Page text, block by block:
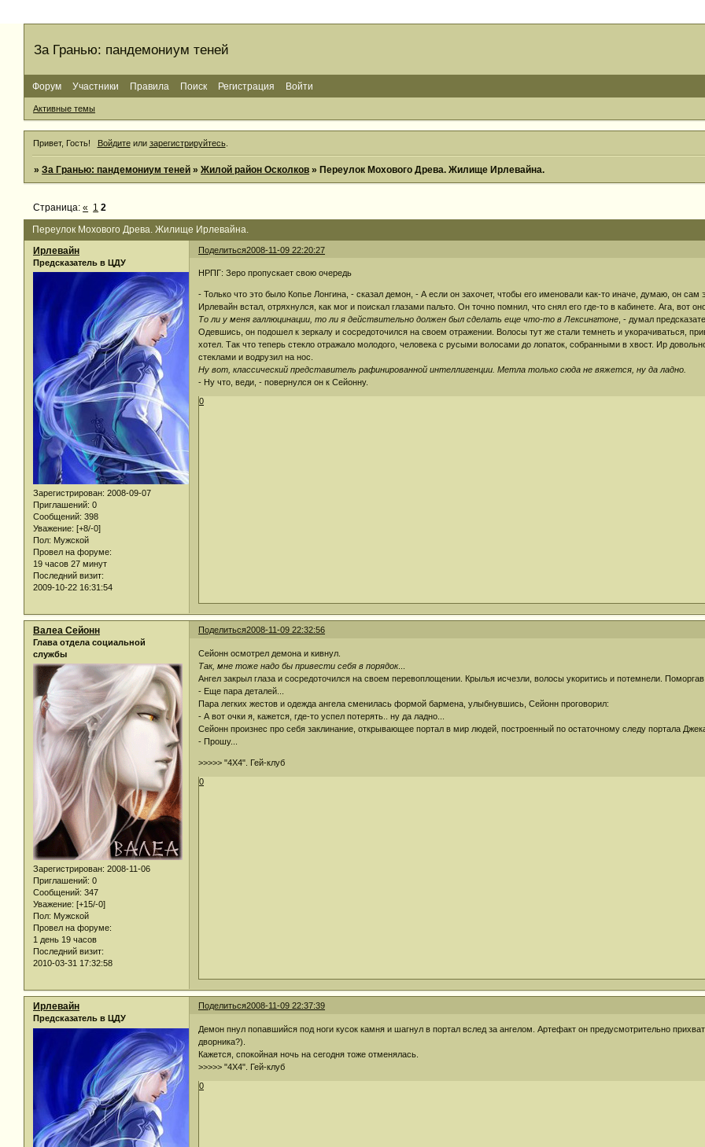
За Гранью: пандемониум теней
Форум Участники Правила Поиск Регистрация Войти
Активные темы
Привет, Гость! Войдитеили зарегистрируйтесь.
»За Гранью: пандемониум теней »Жилой район Осколков »Переулок Мохового Древа. Жилище Ирлевайна.
Переулок Мохового Древа. Жилище Ирлевайна.
Страница:« 1 2
Поделиться2008-11-09 22:20:27
Ирлевайн
Предсказатель в ЦДУ
Зарегистрирован: 2008-09-07
Приглашений: 0
Сообщений: 398
Уважение: [+8/-0]
Пол: Мужской
Провел на форуме:
19 часов 27 минут
Последний визит:
2009-10-22 16:31:54
НРПГ: Зеро пропускает свою очередь
- Только что это было Копье Лонгина, - сказал демон, - А если он захочет, чтобы его именовали как-то иначе, думаю, он сам
Ирлевайн встал, отряхнулся, как мог и поискал глазами пальто. Он точно помнил, что снял его где-то в кабинете. Ага, вот
То ли у меня галлюцинации, то ли я действительно должен был сделать еще что-то в Лексингтоне , - думал
Одевшись, он подошел к зеркалу и сосредоточился на своем отражении. Волосы тут же стали темнеть и укорачиваться,
хотел. Так что теперь стекло отражало молодого, человека с русыми волосами до лопаток, собранными в хвост. Ир
стеклами и водрузил на нос.
Ну вот, классический представитель рафинированной интеллигенции. Метла только сюда не вяжется, ну да ладно.
- Ну что, веди, - повернулся он к Сейонну.
0
Поделиться2008-11-09 22:32:56
Валеа Сейонн
Глава отдела социальной
службы
Зарегистрирован: 2008-11-06
Приглашений: 0
Сообщений: 347
Уважение: [+15/-0]
Пол: Мужской
Провел на форуме:
1 день 19 часов
Последний визит:
2010-03-31 17:32:58
Сейонн осмотрел демона и кивнул.
Так, мне тоже надо бы привести себя в порядок...
Ангел закрыл глаза и сосредоточился на своем перевоплощении. Крылья исчезли, волосы укоритись и потемнели.
- Еще пара деталей...
Пара легких жестов и одежда ангела сменилась формой бармена, улыбнувшись, Сейонн проговорил:
- А вот очки я, кажется, где-то успел потерять.. ну да ладно...
Сейонн произнес про себя заклинание, открывающее портал в мир людей, построенный по остаточному следу портала
- Прошу...
>>>>> "4Х4". Гей-клуб
0
Поделиться2008-11-09 22:37:39
Ирлевайн
Предсказатель в ЦДУ
Демон пнул попавшийся под ноги кусок камня и шагнул в портал вслед за ангелом. Артефакт он предусмотрительно
дворника?).
Кажется, спокойная ночь на сегодня тоже отменялась.
>>>>> "4Х4". Гей-клуб
0